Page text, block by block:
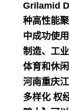
Grilamid
种高性能
中成功使
制造、工
体育和休闲
河南重庆
多样化 权